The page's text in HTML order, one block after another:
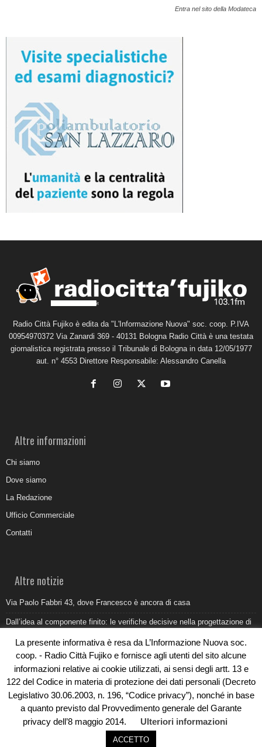
Entra nel sito della Modateca
Radio Città Fujiko è edita da "L'Informazione Nuova" soc. coop. P.IVA
00954970372 Via Zanardi 369 - 40131 Bologna Radio Città è una testata
giornalistica registrata presso il Tribunale di Bologna in data 12/05/1977
aut. n° 4553 Direttore Responsabile: Alessandro Canella
Altre informazioni
Chi siamo
Dove siamo
La Redazione
Ufficio Commerciale
Contatti
Altre notizie
Via Paolo Fabbri 43, dove Francesco è ancora di casa
Dall’idea al componente finito: le verifiche decisive nella progettazione di
Belvedere Marittimo e il report ARPACAL 2026 sulla qualità del mare
Come organizzare e allestire una camera ardente per l’ultimo saluto
Umidità di risalita in casa, come riconoscere i segnali veri
© Copyright 2019 - Rivoluzioni Digitali
La presente informativa è resa da L’Informazione Nuova soc.
coop. - Radio Città Fujiko e fornisce agli utenti del sito alcune
informazioni relative ai cookie utilizzati, ai sensi degli artt. 13 e
122 del Codice in materia di protezione dei dati personali (Decreto
Legislativo 30.06.2003, n. 196, “Codice privacy”), nonché in base
a quanto previsto dal Provvedimento generale del Garante
privacy dell’8 maggio 2014.
Ulteriori informazioni
ACCETTO